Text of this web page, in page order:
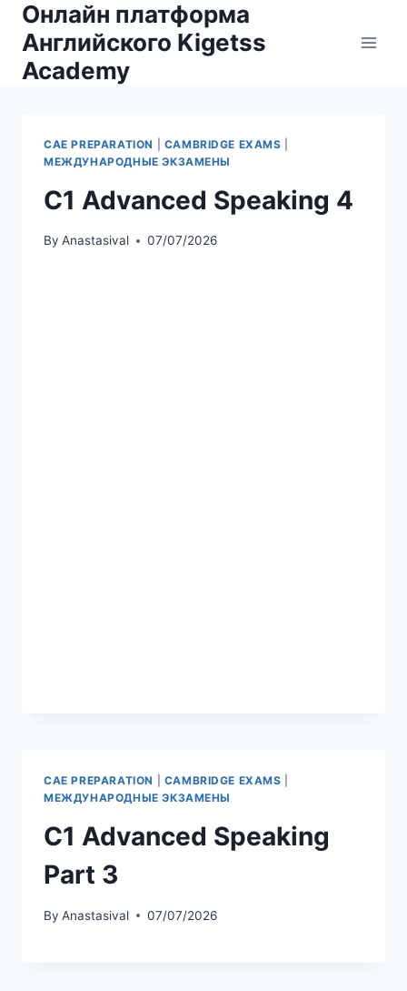
Skip
content
Онлайн платформа
Английского Kigetss
Academy
CAE PREPARATION CAMBRIDGE EXAMS
МЕЖДУНАРОДНЫЕ ЭКЗАМЕНЫ
C1 Advanced Speaking 4
By Anastasival 07/07/2026
CAE PREPARATION CAMBRIDGE EXAMS
МЕЖДУНАРОДНЫЕ ЭКЗАМЕНЫ
C1 Advanced Speaking
Part 3
By Anastasival 07/07/2026